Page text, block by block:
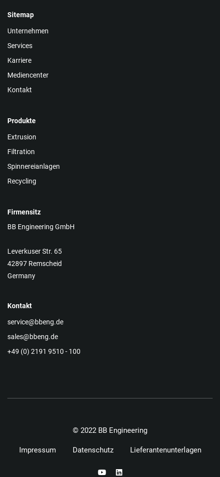
Sitemap
Unternehmen
Services
Karriere
Mediencenter
Kontakt
Produkte
Extrusion
Filtration
Spinnereianlagen
Recycling
Firmensitz
BB Engineering GmbH
Leverkuser Str. 65
42897 Remscheid
Germany
Kontakt
service@bbeng.de
sales@bbeng.de
+49 (0) 2191 9510 - 100
© 2022 BB Engineering
Impressum Datenschutz Lieferantenunterlagen